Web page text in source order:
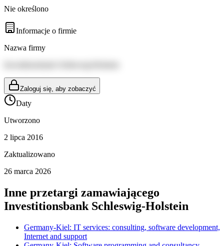
Nie określono
Informacje o firmie
Nazwa firmy
Zaloguj się, aby zobaczyć
Daty
Utworzono
2 lipca 2016
Zaktualizowano
26 marca 2026
Inne przetargi zamawiającego
Investitionsbank Schleswig-Holstein
Germany-Kiel: IT services: consulting, software development,
Internet and support